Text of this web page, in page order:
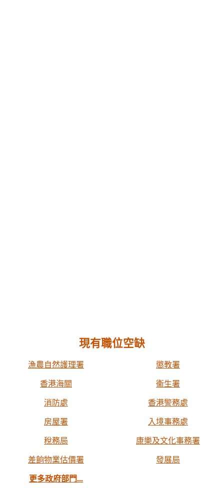
現有職位空缺
漁農自然護理署 懲教署
香港海關 衞生署
消防處 香港警務處
房屋署 入境事務處
稅務局 康樂及文化事務署
差餉物業估價署 發展局
更多政府部門...